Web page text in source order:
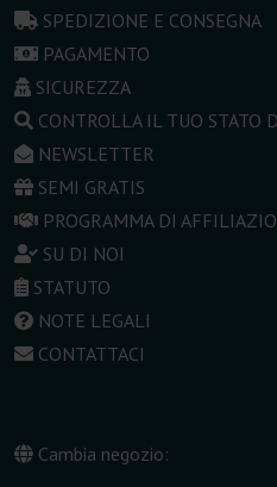
SPEDIZIONE E CONSEGNA
PAGAMENTO
SICUREZZA
CONTROLLA IL TUO STATO
NEWSLETTER
SEMI GRATIS
PROGRAMMA DI
SU DI NOI
STATUTO
NOTE LEGALI
CONTATTACI
Cambia negozio: